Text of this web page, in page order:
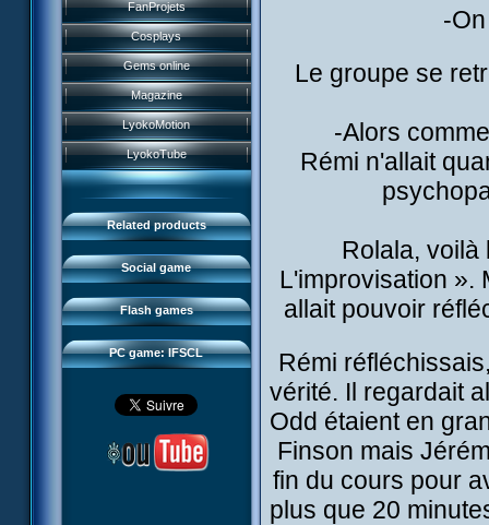
FanProjets
Cosplays
Gems online
Magazine
LyokoMotion
LyokoTube
Related products
Books
Video games
Games and toys
Card game
Goodies
Others
Catalogue
Social game
History
Characters
Powers
Game guide
Missions
Monsters
Maps & Gallery
Social Gamers
3D Duo
Flash games
Anti-XANA formation
Hornet attack
Death of the hornets
Monster Swarm
CL race 2
Aelita's Battle
Odd's Battle
Code Lyoko's Galaxy
Manta Bomber
Sector 2 Escape
PC game: IFSCL
Presentation
IFSCL news
Media
FAQ
Downloads
IFSCL network
-
Le groupe se
-Alors
Rémi n'allait
Rolala, voilà
L'improvisation ».
allait pouvoir
Rémi
vérité. Il regardait
Odd étaient en
Finson mais
fin du cours pour
plus que 20